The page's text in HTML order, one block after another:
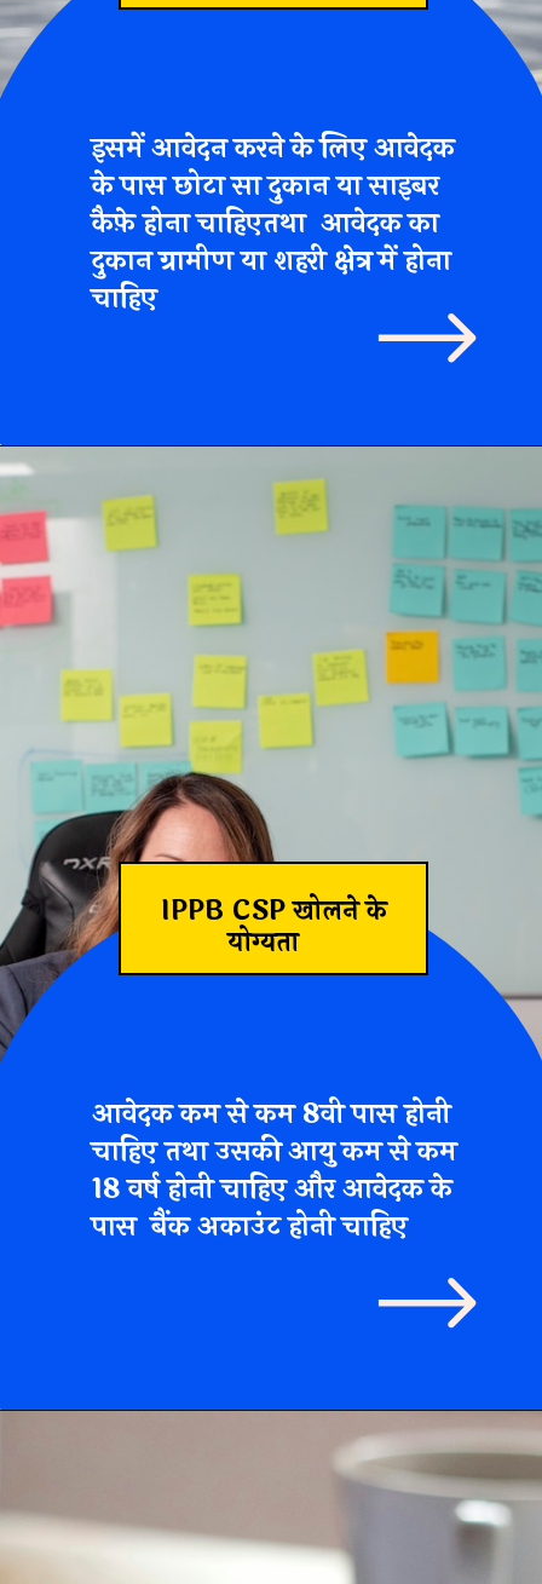
इसमें आवेदन करने के लिए आवेदक
के पास छोटा सा दुकान या साइबर
कैफ़े होना चाहिएतथा आवेदक का
दुकान ग्रामीण या शहरी क्षेत्र में होना
चाहिए
IPPB CSP खोलने के
योग्यता
आवेदक कम से कम 8वी पास होनी
चाहिए तथा उसकी आयु कम से कम
18 वर्ष होनी चाहिए और आवेदक के
पास बैंक अकाउंट होनी चाहिए